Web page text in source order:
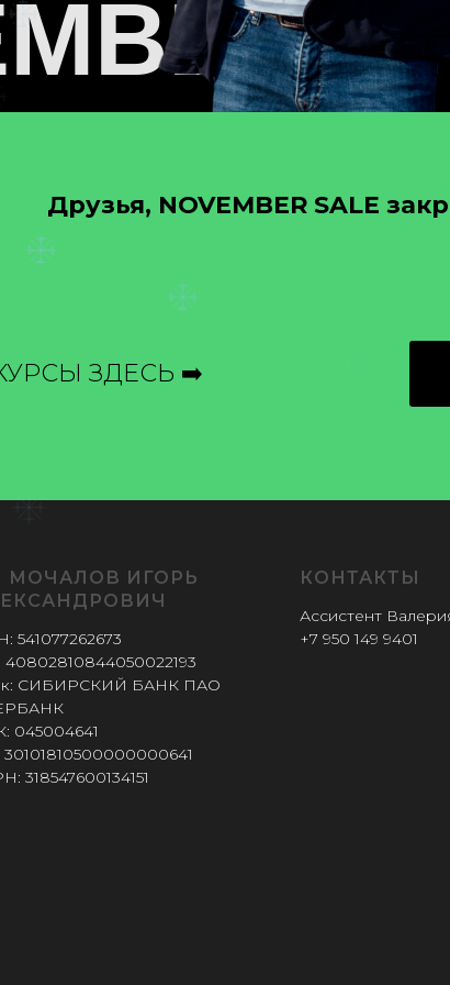
SALE
SALE
Друзья, NOVEMBER SALE
ЗДЕСЬ ➡️
МОЧАЛОВ ИГОРЬ
541077262673
40802810844050022193
СИБИРСКИЙ БАНК ПАО
045004641
30101810500000000641
318547600134151
КОНТАКТЫ
Ассистент
+7 950 149 9401